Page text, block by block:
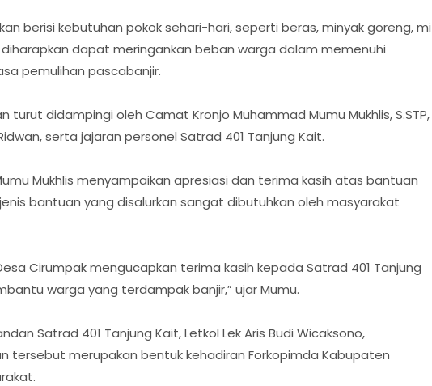
berisi kebutuhan pokok sehari-hari, seperti beras, minyak goreng, mi
diharapkan dapat meringankan beban warga dalam memenuhi
pemulihan pascabanjir.
turut didampingi oleh Camat Kronjo Muhammad Mumu Mukhlis, S.STP,
serta jajaran personel Satrad 401 Tanjung Kait.
Mukhlis menyampaikan apresiasi dan terima kasih atas bantuan
bantuan yang disalurkan sangat dibutuhkan oleh masyarakat
Cirumpak mengucapkan terima kasih kepada Satrad 401 Tanjung
warga yang terdampak banjir,” ujar Mumu.
Satrad 401 Tanjung Kait, Letkol Lek Aris Budi Wicaksono,
tersebut merupakan bentuk kehadiran Forkopimda Kabupaten